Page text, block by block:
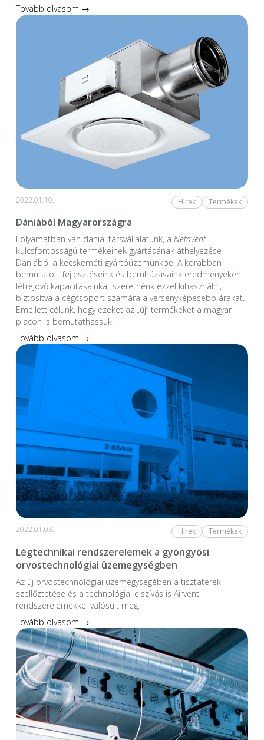
Tovább olvasom →
2022.01.10. Hírek Termékek
Dániából Magyarországra
Folyamatban van dániai társvállalatunk, a Netavent
kulcsfontosságú termékeinek gyártásának áthelyezése
Dániából a kecskeméti gyártóüzemünkbe. A korábban
bemutatott fejlesztéseink és beruházásaink eredményeként
létrejövő kapacitásainkat szeretnénk ezzel kihasználni,
biztosítva a cégcsoport számára a versenyképesebb árakat.
Emellett célunk, hogy ezeket az „új” termékeket a magyar
piacon is bemutathassuk.
Tovább olvasom →
2022.01.03. Hírek Termékek
Légtechnikai rendszerelemek a gyöngyösi
orvostechnológiai üzemegységben
Az új orvostechnológiai üzem­egységében a tiszta­terek
szellőztetése és a technológiai elszívás is Airvent
rendszerelemekkel valósult meg.
Tovább olvasom →